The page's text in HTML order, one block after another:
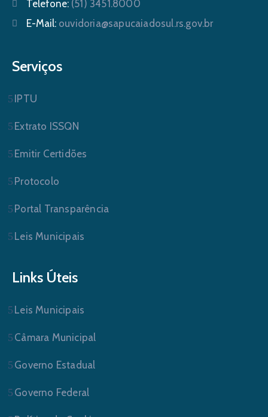
Telefone: (51) 3451.8000
E-Mail: ouvidoria@sapucaiadosul.rs.gov.br
Serviços
IPTU
Extrato ISSQN
Emitir Certidões
Protocolo
Portal Transparência
Leis Municipais
Links Úteis
Leis Municipais
Câmara Municipal
Governo Estadual
Governo Federal